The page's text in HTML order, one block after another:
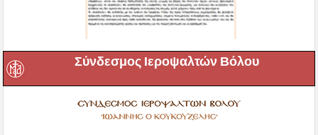
Σύνδεσμος Ιεροψαλτών Βόλου